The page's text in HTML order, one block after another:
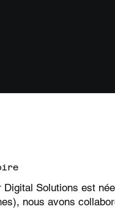
Solutions est
nous avons